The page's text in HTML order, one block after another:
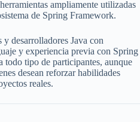
ampliamente utilizadas
de Spring Framework.
desarrolladores Java con
y experiencia previa con Spring
todo tipo de participantes, aunque
desean reforzar habilidades
reales.